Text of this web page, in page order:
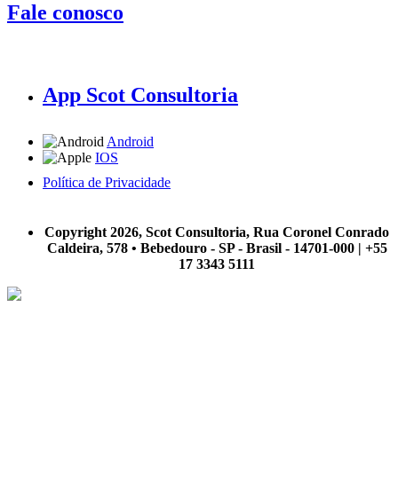
Fale conosco
App Scot Consultoria
Android
IOS
Política de Privacidade
Copyright 2026, Scot Consultoria, Rua Coronel Conrado
Caldeira, 578 • Bebedouro - SP - Brasil - 14701-000 | +55
17 3343 5111